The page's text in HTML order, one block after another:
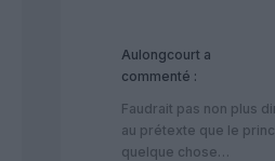
Aulongcourt a
commenté :
Faudrait pas non plus
au prétexte que le
quelque chose…